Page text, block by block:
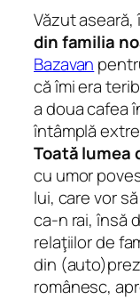
Văzut aseară,
din familia
Bazavan
că îmi era
a doua cafea
întâmplă
Toată lumea
cu umor
lui, care vor
ca-n rai, însă
relaţiilor de
din
românesc,